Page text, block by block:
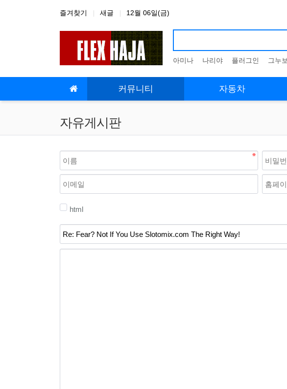
즐겨찾기 새글 12월 06일(금)
아미나 나리야 플러그인 그누
커뮤니티 자동차
자유게시판
html